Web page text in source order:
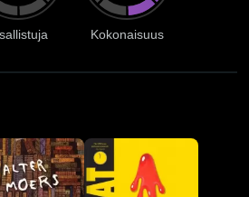
Kokonaisuus